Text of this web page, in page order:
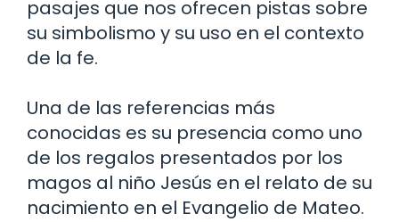
pasajes que nos ofrecen pistas sobre
su simbolismo y su uso en el contexto
de la fe.
Una de las referencias más
conocidas es su presencia como uno
de los regalos presentados por los
magos al niño Jesús en el relato de su
nacimiento en el Evangelio de Mateo.